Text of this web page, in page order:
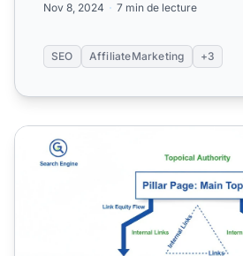
Nov 8, 2024 7 min de lecture
SEO AffiliateMarketing +3
Comment le cloisonnement du